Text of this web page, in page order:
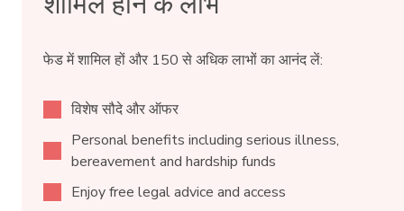
फेड में शामिल हों और 150 से अधिक लाभों का आनंद लें:
विशेष सौदे और ऑफर
Personal benefits including serious illness,
bereavement and hardship funds
Enjoy free legal advice and access